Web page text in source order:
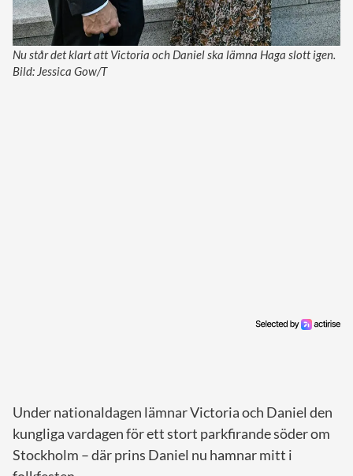
Nu står det klart att Victoria och Daniel ska lämna Haga slott igen.
Bild: Jessica Gow/T
Under nationaldagen lämnar Victoria och Daniel den
kungliga vardagen för ett stort parkfirande söder om
Stockholm – där prins Daniel nu hamnar mitt i